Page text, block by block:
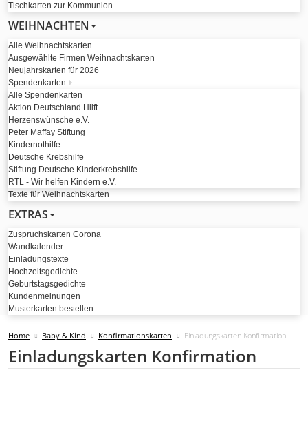
Tischkarten zur Kommunion
WEIHNACHTEN
Alle Weihnachtskarten
Ausgewählte Firmen Weihnachtskarten
Neujahrskarten für 2026
Spendenkarten
Alle Spendenkarten
Aktion Deutschland Hilft
Herzenswünsche e.V.
Peter Maffay Stiftung
Kindernothilfe
Deutsche Krebshilfe
Stiftung Deutsche Kinderkrebshilfe
RTL - Wir helfen Kindern e.V.
Texte für Weihnachtskarten
EXTRAS
Zuspruchskarten Corona
Wandkalender
Einladungstexte
Hochzeitsgedichte
Geburtstagsgedichte
Kundenmeinungen
Musterkarten bestellen
Home Baby & Kind Konfirmationskarten Einladungskarten Konfirmation
Einladungskarten Konfirmation